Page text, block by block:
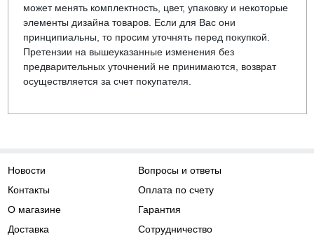
может менять комплектность, цвет, упаковку и некоторые
элементы дизайна товаров. Если для Вас они
принципиальны, то просим уточнять перед покупкой.
Претензии на вышеуказанные изменения без
предварительных уточнений не принимаются, возврат
осуществляется за счет покупателя.
Новости
Контакты
О магазине
Доставка
Вопросы и ответы
Оплата по счету
Гарантия
Сотрудничество